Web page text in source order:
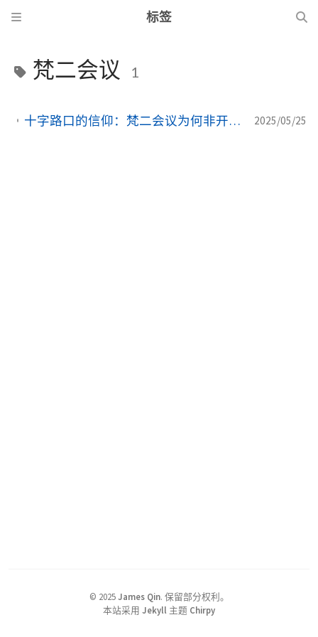
标签
梵二会议 1
十字路口的信仰：梵二会议为何非开不可？——一位‘过渡教宗’的惊世豪赌与教会重生之路｜AI帮我研究梵二会议 2025/05/25
© 2025 James Qin. 保留部分权利。
本站采用 Jekyll 主题 Chirpy